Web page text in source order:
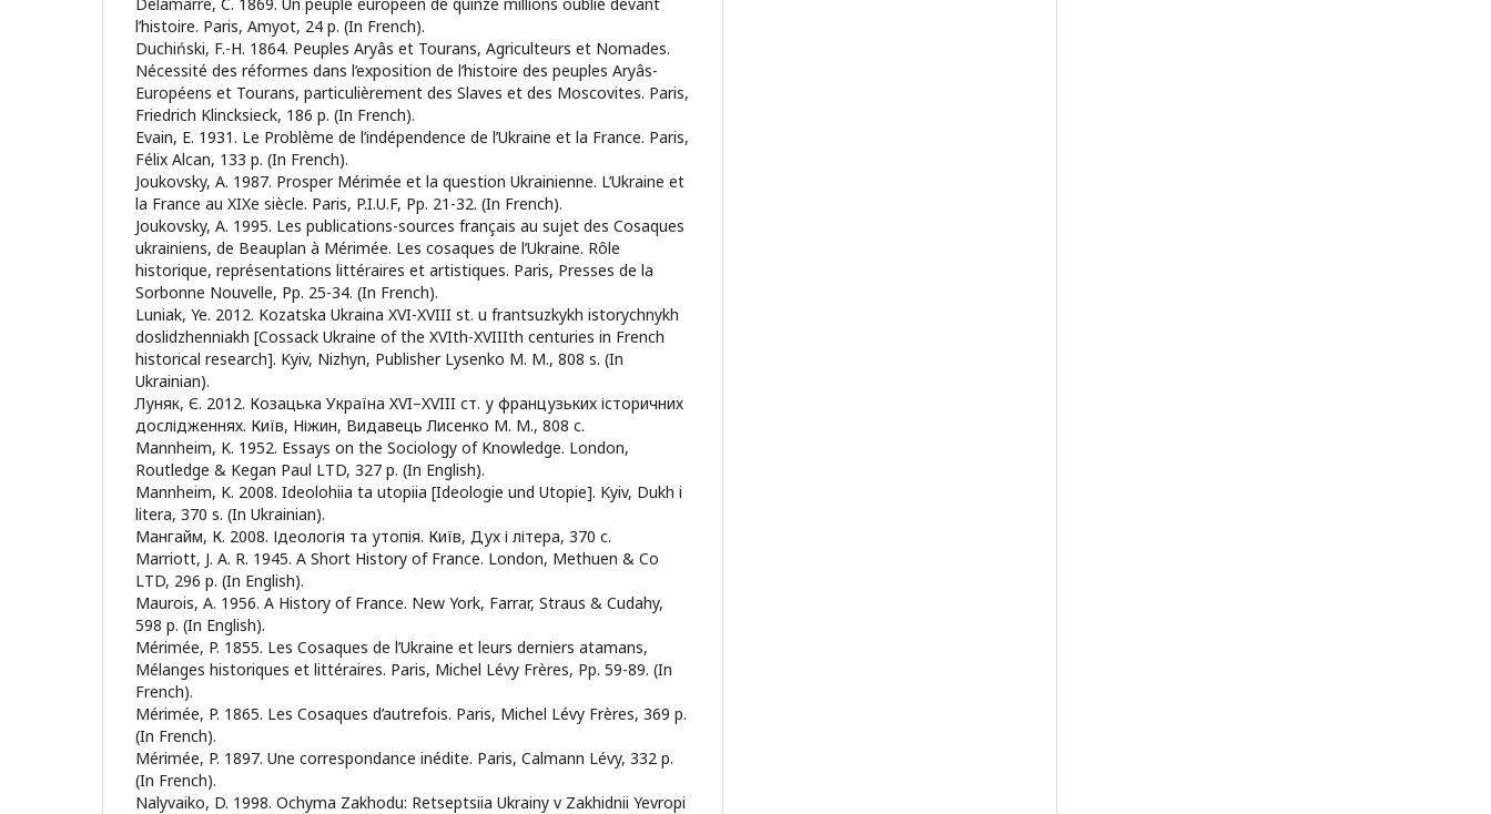
l’histoire. Paris, Amyot, 24 p. (In French).
Duchiński, F.-H. 1864. Peuples Aryâs et Tourans, Agriculteurs et Nomades.
Nécessité des réformes dans l’exposition de l’histoire des peuples Aryâs-
Européens et Tourans, particulièrement des Slaves et des Moscovites. Paris,
Friedrich Klincksieck, 186 p. (In French).
Evain, E. 1931. Le Problème de l’indépendence de l’Ukraine et la France. Paris,
Félix Alcan, 133 p. (In French).
Joukovsky, A. 1987. Prosper Mérimée et la question Ukrainienne. L’Ukraine et
la France au XIXe siècle. Paris, P.I.U.F, Pp. 21-32. (In French).
Joukovsky, A. 1995. Les publications-sources français au sujet des Cosaques
ukrainiens, de Beauplan à Mérimée. Les cosaques de l’Ukraine. Rôle
historique, représentations littéraires et artistiques. Paris, Presses de la
Sorbonne Nouvelle, Pp. 25-34. (In French).
Luniak, Ye. 2012. Kozatska Ukraina XVI-XVIII st. u frantsuzkykh istorychnykh
doslidzhenniakh [Cossack Ukraine of the XVIth-XVIIIth centuries in French
historical research]. Kyiv, Nizhyn, Publisher Lysenko M. M., 808 s. (In
Ukrainian).
Луняк, Є. 2012. Козацька Україна XVI–XVIII ст. у французьких історичних
дослідженнях. Київ, Ніжин, Видавець Лисенко М. М., 808 с.
Mannheim, K. 1952. Essays on the Sociology of Knowledge. London,
Routledge & Kegan Paul LTD, 327 p. (In English).
Mannheim, K. 2008. Ideolohiia ta utopiia [Ideologie und Utopie]. Kyiv, Dukh i
litera, 370 s. (In Ukrainian).
Мангайм, К. 2008. Ідеологія та утопія. Київ, Дух і літера, 370 с.
Marriott, J. A. R. 1945. A Short History of France. London, Methuen & Co
LTD, 296 p. (In English).
Maurois, A. 1956. A History of France. New York, Farrar, Straus & Cudahy,
598 p. (In English).
Mérimée, P. 1855. Les Cosaques de l’Ukraine et leurs derniers atamans,
Mélanges historiques et littéraires. Paris, Michel Lévy Frères, Pp. 59-89. (In
French).
Mérimée, P. 1865. Les Cosaques d’autrefois. Paris, Michel Lévy Frères, 369 p.
(In French).
Mérimée, P. 1897. Une correspondance inédite. Paris, Calmann Lévy, 332 p.
(In French).
Nalyvaiko, D. 1998. Ochyma Zakhodu: Retseptsiia Ukrainy v Zakhidnii Yevropi